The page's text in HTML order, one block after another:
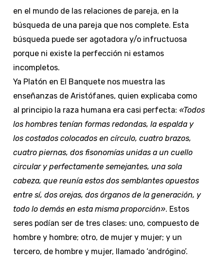
en el mundo de las relaciones de pareja, en la
búsqueda de una pareja que nos complete. Esta
búsqueda puede ser agotadora y/o infructuosa
porque ni existe la perfección ni estamos
incompletos.
Ya Platón en El Banquete nos muestra las
enseñanzas de Aristófanes, quien explicaba como
al principio la raza humana era casi perfecta: «Todos
los hombres tenían formas redondas, la espalda y
los costados colocados en círculo, cuatro brazos,
cuatro piernas, dos fisonomías unidas a un cuello
circular y perfectamente semejantes, una sola
cabeza, que reunía estos dos semblantes opuestos
entre sí, dos orejas, dos órganos de la generación, y
todo lo demás en esta misma proporción». Estos
seres podían ser de tres clases: uno, compuesto de
hombre y hombre; otro, de mujer y mujer; y un
tercero, de hombre y mujer, llamado ‘andrógino’.